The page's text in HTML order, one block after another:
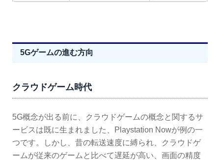
5Gゲームの進む方向
クラウドゲーム時代
5G概念が出る前に、クラウドゲームの概念と関するサ
ービスは既に生まれました、Playstation Nowが例の一
つです。しかし、昔の転送速度に縛られ、クラウドゲ
ームが従来のゲームと比べて遅延が高い、画面の精度